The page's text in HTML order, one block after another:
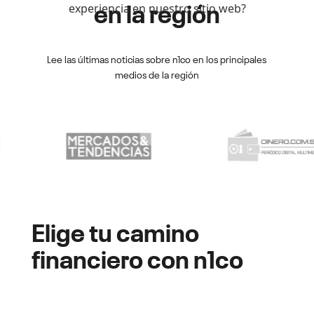
en la región
Lee las últimas noticias sobre n1co en los principales
medios de la región
Elige tu camino
financiero con n1co